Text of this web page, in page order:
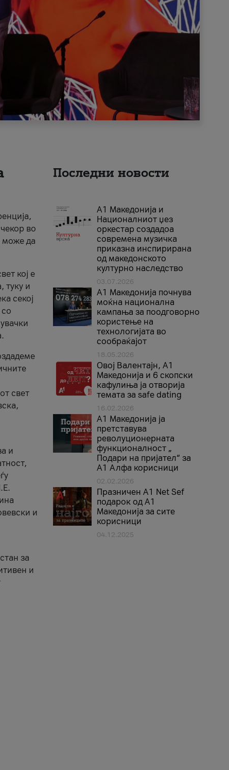
во
може да
кој е
туку и
секој
свет
и
и
за
и
Последни новости
А1 Македонија и
Националниот џез
оркестар создадоа
современа музичка
приказна инспирирана
од македонското
културно наследство
03.07.2026
A1 Македонија почнува
моќна национална
кампања за поодговорно
користење на
технологијата во
сообраќајот
18.05.2026
Овој Валентајн, A1
Македонија и 6 скопски
кафулиња ја отворија
темата за safe dating
16.02.2026
А1 Македонија ја
претставува
револуционерната
функционалност „
Подари на пријател“ за
А1 Алфа корисници
02.02.2026
Празничен A1 Net Sеf
подарок од А1
Македонија за сите
корисници
04.12.2025